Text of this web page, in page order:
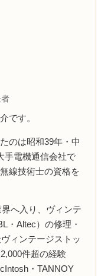
です。
のは昭和39年・中
手電機通信会社で
線技術士の資格を
へ入り、ヴィンテ
・Altec）の修理・
ィンテージストッ
件超の経験
・TANNOY